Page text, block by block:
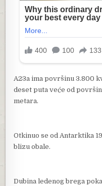
A23a ima površinu 3.800
deset puta veće od
metara.
Otkinuo se od Antarktika
blizu obale.
Dubina ledenog brega